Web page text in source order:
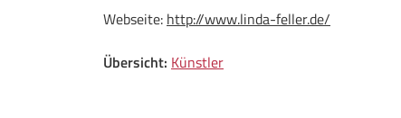
Webseite: http://www.linda-feller.de/
Übersicht: Künstler